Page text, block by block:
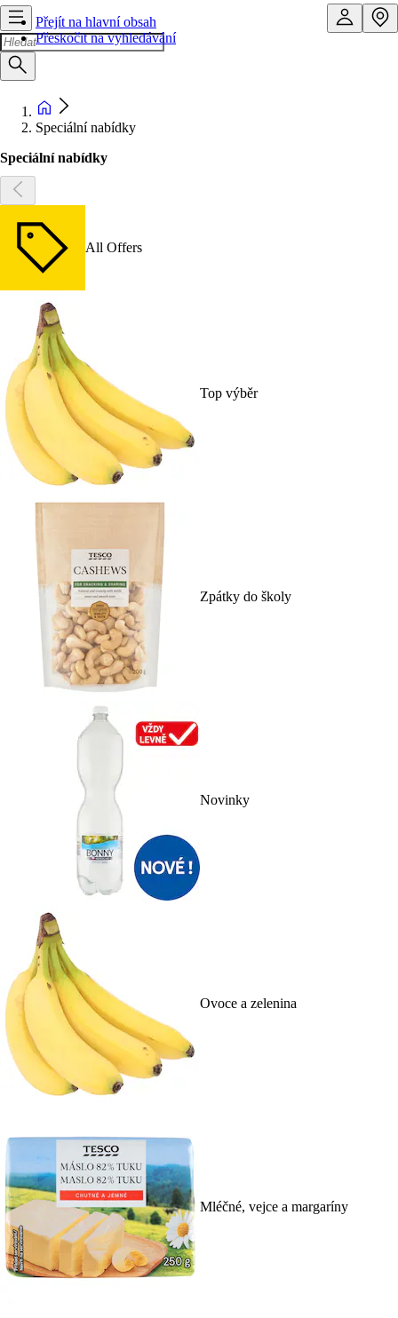
Přejít na hlavní obsah
Přeskočit na vyhledávání
Speciální nabídky
Speciální nabídky
All Offers
Top výběr
Zpátky do školy
Novinky
Ovoce a zelenina
Mléčné, vejce a margaríny